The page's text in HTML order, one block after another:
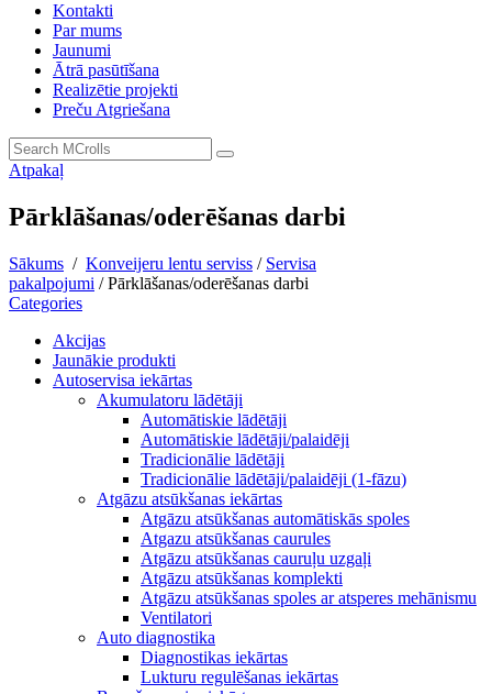
Kontakti
Par mums
Jaunumi
Ātrā pasūtīšana
Realizētie projekti
Preču Atgriešana
Atpakaļ
Pārklāšanas/oderēšanas darbi
Sākums / Konveijeru lentu serviss / Servisa
pakalpojumi /Pārklāšanas/oderēšanas darbi
Categories
Akcijas
Jaunākie produkti
Autoservisa iekārtas
Akumulatoru lādētāji
Automātiskie lādētāji
Automātiskie lādētāji/palaidēji
Tradicionālie lādētāji
Tradicionālie lādētāji/palaidēji (1-fāzu)
Atgāzu atsūkšanas iekārtas
Atgāzu atsūkšanas automātiskās spoles
Atgazu atsūkšanas caurules
Atgāzu atsūkšanas cauruļu uzgaļi
Atgāzu atsūkšanas komplekti
Atgāzu atsūkšanas spoles ar atsperes mehānismu
Ventilatori
Auto diagnostika
Diagnostikas iekārtas
Lukturu regulēšanas iekārtas